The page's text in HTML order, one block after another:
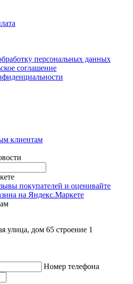
персональных данных
соглашение
клиентам
улица, дом 65 строение 1
Номер телефона